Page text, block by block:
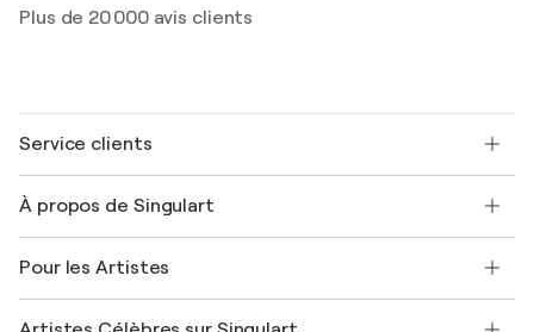
Plus de 20 000 avis clients
Service clients
Expédition
Offrir une carte cadeau
Rejoignez notre programme commercial
Mon compte
À propos de Singulart
FAQ
Pour les Artistes